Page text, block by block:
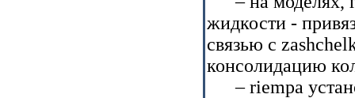
жидкости -
связью с
консолидацию
– riempa